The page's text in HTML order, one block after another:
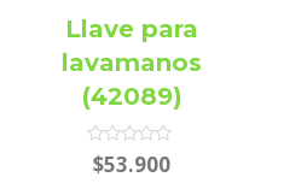
Llave para
lavamanos
(42089)
Rated
0$53.900